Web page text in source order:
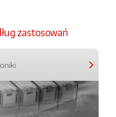
zastosowań